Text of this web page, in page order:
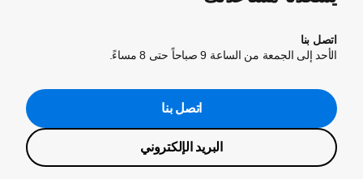
اتصل بنا
الأحد إلى الجمعة من الساعة 9 صباحاً حتى 8 مساءً.
اتصل بنا
البريد الإلكتروني